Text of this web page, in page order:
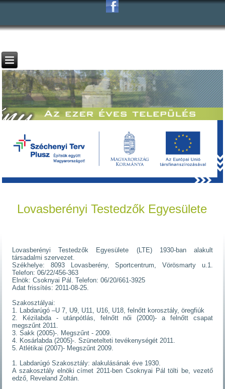
Lovasberényi Testedzők Egyesülete
Lovasberényi Testedzők Egyesülete (LTE) 1930-ban alakult
társadalmi szervezet.
Székhelye: 8093 Lovasberény, Sportcentrum, Vörösmarty u.1.
Telefon: 06/22/456-363
Elnök: Csoknyai Pál. Telefon: 06/20/661-3925
Adat frissítés: 2011-08-25.
Szakosztályai:
1. Labdarúgó –U 7, U9, U11, U16, U18, felnőtt korosztály, öregfiúk
2. Kézilabda - utánpótlás, felnőtt női (2000)- a felnőtt csapat
megszűnt 2011.
3. Sakk (2005)-. Megszűnt - 2009.
4. Kosárlabda (2005)-. Szünetelteti tevékenységét 2011.
5. Atlétikai (2007)- Megszűnt 2009.
1. Labdarúgó Szakosztály: alakulásának éve 1930.
A szakosztály elnöki címet 2011-ben Csoknyai Pál tölti be, vezető
edző, Reveland Zoltán.